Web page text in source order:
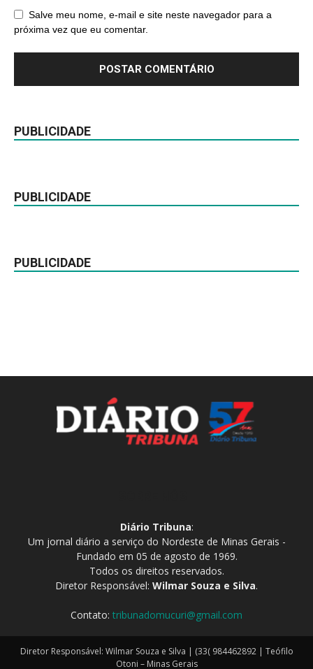
Salve meu nome, e-mail e site neste navegador para a
próxima vez que eu comentar.
PUBLICIDADE
PUBLICIDADE
PUBLICIDADE
Diário Tribuna:
Um jornal diário a serviço do Nordeste de Minas Gerais -
Fundado em 05 de agosto de 1969.
Todos os direitos reservados.
Diretor Responsável: Wilmar Souza e Silva.
Contato: tribunadomucuri@gmail.com
Diretor Responsável: Wilmar Souza e Silva | (33( 984462892 | Teófilo
Otoni – Minas Gerais